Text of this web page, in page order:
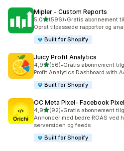
Mipler ‑ Custom Reports
5,0ud af 5 stjerner
(596)
596 anmeldelser i alt
•Gratis abonnement
Opret tilpassede rapporter og
Built for Shopify
Juicy Profit Analytics
4,9ud af 5 stjerner
(56)
56 anmeldelser i alt
•Gratis abonnement
Profit Analytics Dashboard with
Built for Shopify
OC Meta Pixel‑ Facebook
4,9ud af 5 stjerner
(92)
92 anmeldelser i alt
•Gratis abonnement
Annoncer med bedre ROAS ved
serversiden og feeds
Built for Shopify